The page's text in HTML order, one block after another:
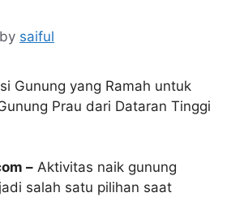
by saiful
– Aktivitas naik gunung
salah satu pilihan saat